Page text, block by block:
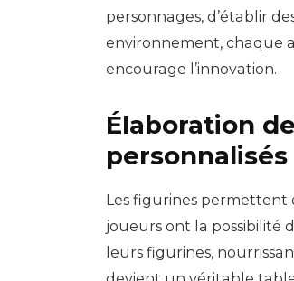
personnages, d’établir
environnement, chaque
encourage l’innovation.
Élaboration
personnalisés
Les figurines permettent
joueurs ont la possibilité
leurs figurines,